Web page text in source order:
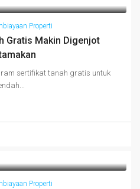
Properti
Gratis Makin Digenjot
sertifikat tanah gratis untuk
Properti